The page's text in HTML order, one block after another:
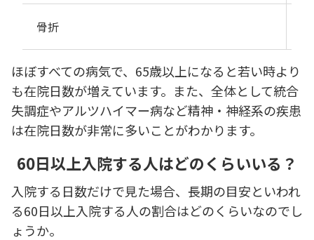
骨折
ほぼすべての病気で、65歳以上になると若い時より
も在院日数が増えています。また、全体として統合
失調症やアルツハイマー病など精神・神経系の疾患
は在院日数が非常に多いことがわかります。
60日以上入院する人はどのくらいいる？
入院する日数だけで見た場合、長期の目安といわれ
る60日以上入院する人の割合はどのくらいなのでし
ょうか。